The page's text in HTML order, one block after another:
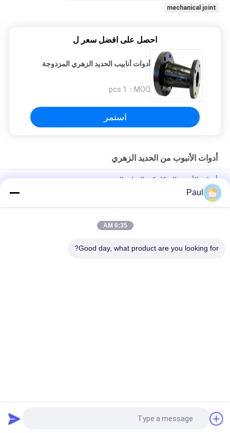
mechanical joint
احصل على افضل سعر ل
أدوات أنابيب الحديد الزهري المزدوجة
MOQ：
1 pcs
استمر
أدوات الأنبوب من الحديد الزهري
أدوات الأنبوب الميكانيكية الصلبة الحديدية
طلاء البطاطس أدوات الأنابيب الحديدية الصباغة الجسم القصير القلب
الصلب
الطلاء الأسود أدوات الأنابيب الصلبة الحديدية المرنة الحديدية الشريحة
Paul
6:35 AM
Good day, what product are you looking for?